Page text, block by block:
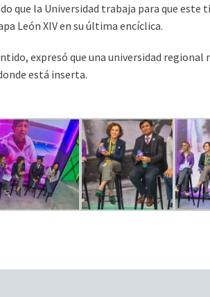
que la Universidad trabaja para que este
León XIV en su última encíclica.
expresó que una universidad regional
está inserta.